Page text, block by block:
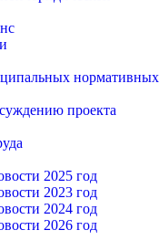
нормативных
проекта
2025 год
2023 год
2024 год
2026 год